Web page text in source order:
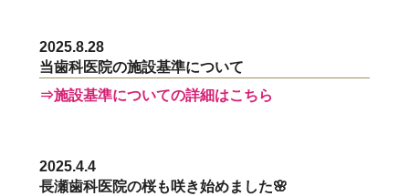
2025.8.28
当歯科医院の施設基準について
⇒施設基準についての詳細はこちら
2025.4.4
長瀬歯科医院の桜も咲き始めました🌸